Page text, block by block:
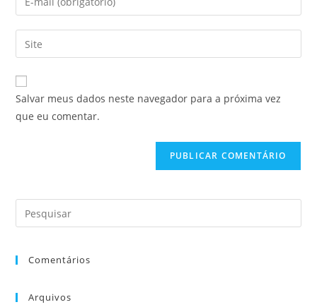
Salvar meus dados neste navegador para a próxima vez
que eu comentar.
Comentários
Arquivos